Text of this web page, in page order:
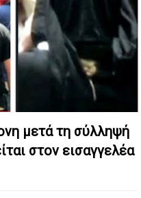
μετά τη σύλληψή
στον εισαγγελέα